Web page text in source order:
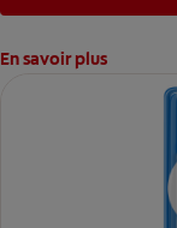
En savoir plus